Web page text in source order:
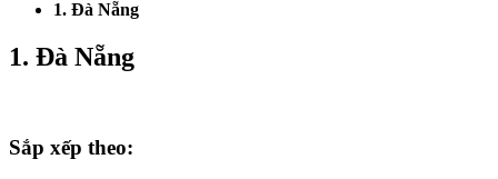
1. Đà Nẵng
1. Đà Nẵng
Sắp xếp theo: